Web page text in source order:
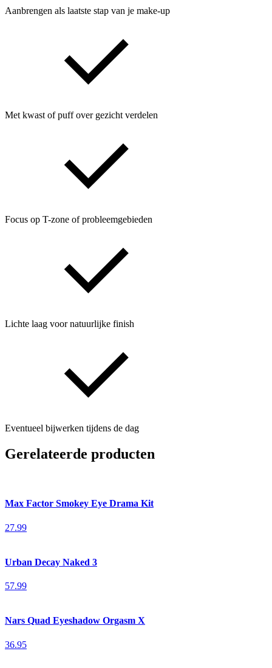
Aanbrengen als laatste stap van je make-up
Met kwast of puff over gezicht verdelen
Focus op T-zone of probleemgebieden
Lichte laag voor natuurlijke finish
Eventueel bijwerken tijdens de dag
Gerelateerde producten
Max Factor Smokey Eye Drama Kit
27.99
Urban Decay Naked 3
57.99
Nars Quad Eyeshadow Orgasm X
36.95